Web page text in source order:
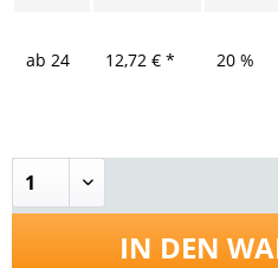
ab 24 12,72 € * 20 %
IN DEN